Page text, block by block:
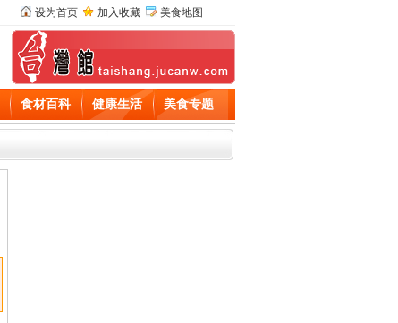
设为首页 加入收藏 美食地图
食材百科 健康生活 美食专题